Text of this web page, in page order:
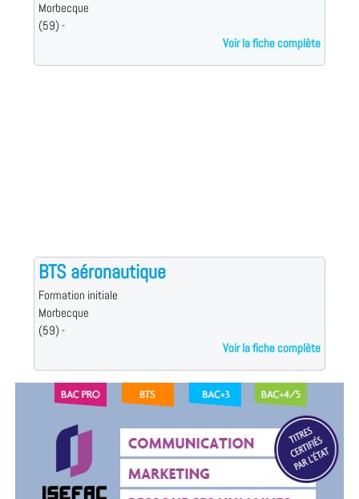
Morbecque
(59) -
Voir la fiche complète
BTS aéronautique
Formation initiale
Morbecque
(59) -
Voir la fiche complète